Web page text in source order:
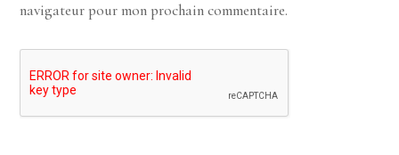
navigateur pour mon prochain commentaire.